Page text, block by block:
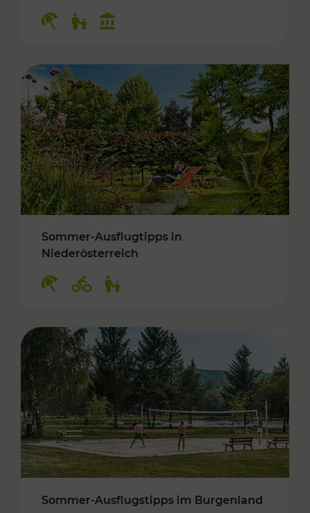
Sommer-Ausflugtipps in
Niederösterreich
Sommer-Ausflugstipps im Burgenland